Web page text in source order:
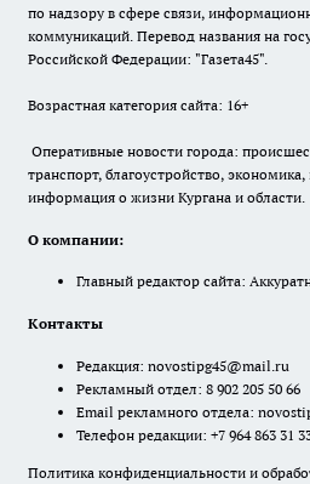
по надзору в сфере связи,
коммуникаций. Перевод названия на
Российской Федерации: "Газета45".
Возрастная категория сайта: 16+
Оперативные новости города:
транспорт, благоустройство,
информация о жизни Кургана и области.
О компании:
Главный редактор сайта:
Контакты
Редакция: novostipg45@mail.ru
Рекламный отдел: 8 902 205 50 66
Email рекламного отдела:
Телефон редакции: +7 964 863 31
Политика конфиденциальности и